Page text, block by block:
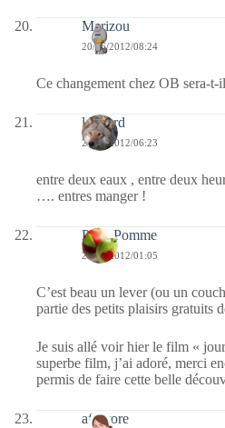
Marizou
20/06/2012/08:24
Ce changement chez OB sera-t-
louvard
20/06/2012/06:23
entre deux eaux , entre deux
…. entres manger !
PetitePomme
20/06/2012/01:05
C’est beau un lever (ou un
partie des petits plaisirs gratuits
Je suis allé voir hier le film «
superbe film, j’ai adoré, merci
permis de faire cette belle
afaurore